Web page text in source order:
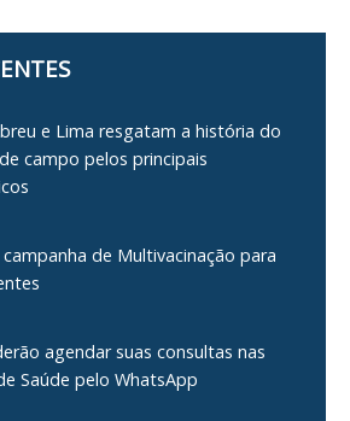
e Lima resgatam a história do
campo pelos principais
de Multivacinação para
agendar suas consultas nas
Saúde pelo WhatsApp